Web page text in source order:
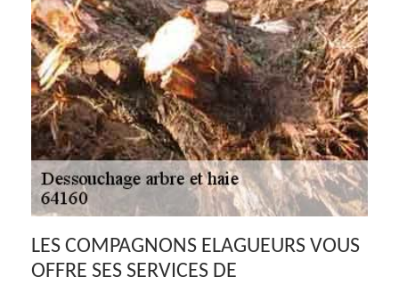
LES COMPAGNONS ELAGUEURS VOUS
OFFRE SES SERVICES DE